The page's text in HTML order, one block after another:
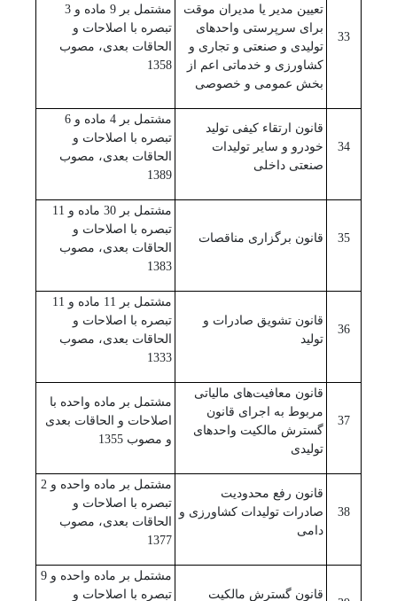
33
تعیین مدیر یا مدیران موقت
برای سرپرستی واحدهای
تولیدی و صنعتی و تجاری و
کشاورزی و خدماتی اعم از
بخش عمومی و خصوصی
مشتمل بر 9 ماده و 3
تبصره با اصلاحات و
الحاقات بعدی، مصوب
1358
34
قانون ارتقاء کیفی تولید
خودرو و سایر تولیدات
صنعتی داخلی
مشتمل بر 4 ماده و 6
تبصره با اصلاحات و
الحاقات بعدی، مصوب
1389
35 قانون برگزاری مناقصات
مشتمل بر 30 ماده و 11
تبصره با اصلاحات و
الحاقات بعدی، مصوب
1383
36
قانون تشویق صادرات و
تولید
مشتمل بر 11 ماده و 11
تبصره با اصلاحات و
الحاقات بعدی، مصوب
1333
37
قانون معافیت‌های مالیاتی
مربوط به اجرای قانون
گسترش مالکیت واحدهای
تولیدی
مشتمل بر ماده واحده با
اصلاحات و الحاقات بعدی
و مصوب 1355
38
قانون رفع محدودیت
صادرات تولیدات کشاورزی و
دامی
مشتمل بر ماده واحده و 2
تبصره با اصلاحات و
الحاقات بعدی، مصوب
1377
قانون گسترش مالکیت
مشتمل بر ماده واحده و 9
تبصره با اصلاحات و